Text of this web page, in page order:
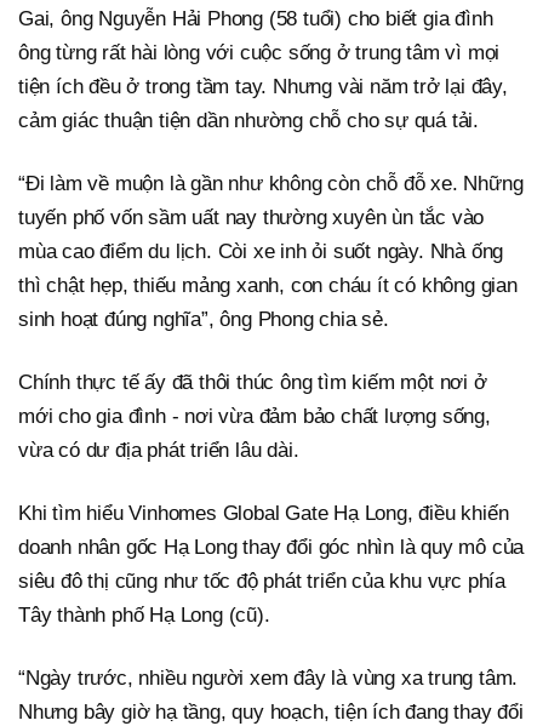
Gai, ông Nguyễn Hải Phong (58 tuổi) cho biết gia đình
ông từng rất hài lòng với cuộc sống ở trung tâm vì mọi
tiện ích đều ở trong tầm tay. Nhưng vài năm trở lại đây,
cảm giác thuận tiện dần nhường chỗ cho sự quá tải.
“Đi làm về muộn là gần như không còn chỗ đỗ xe. Những
tuyến phố vốn sầm uất nay thường xuyên ùn tắc vào
mùa cao điểm du lịch. Còi xe inh ỏi suốt ngày. Nhà ống
thì chật hẹp, thiếu mảng xanh, con cháu ít có không gian
sinh hoạt đúng nghĩa”, ông Phong chia sẻ.
Chính thực tế ấy đã thôi thúc ông tìm kiếm một nơi ở
mới cho gia đình - nơi vừa đảm bảo chất lượng sống,
vừa có dư địa phát triển lâu dài.
Khi tìm hiểu Vinhomes Global Gate Hạ Long, điều khiến
doanh nhân gốc Hạ Long thay đổi góc nhìn là quy mô của
siêu đô thị cũng như tốc độ phát triển của khu vực phía
Tây thành phố Hạ Long (cũ).
“Ngày trước, nhiều người xem đây là vùng xa trung tâm.
Nhưng bây giờ hạ tầng, quy hoạch, tiện ích đang thay đổi